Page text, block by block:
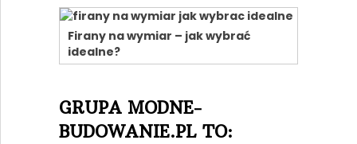
Firany na wymiar – jak wybrać
idealne?
GRUPA MODNE-
BUDOWANIE.PL TO: